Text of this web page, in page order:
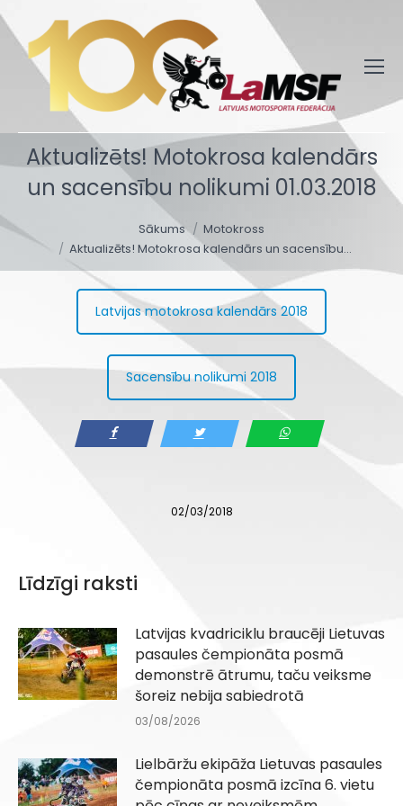
Aktualizēts! Motokrosa kalendārs
un sacensību nolikumi 01.03.2018
Sākums
Motokross
Aktualizēts! Motokrosa kalendārs un sacensību…
Latvijas motokrosa kalendārs 2018
Sacensību nolikumi 2018
02/03/2018
Līdzīgi raksti
Latvijas kvadriciklu braucēji Lietuvas
pasaules čempionāta posmā
demonstrē ātrumu, taču veiksme
šoreiz nebija sabiedrotā
03/08/2026
Lielbāržu ekipāža Lietuvas pasaules
čempionāta posmā izcīna 6. vietu